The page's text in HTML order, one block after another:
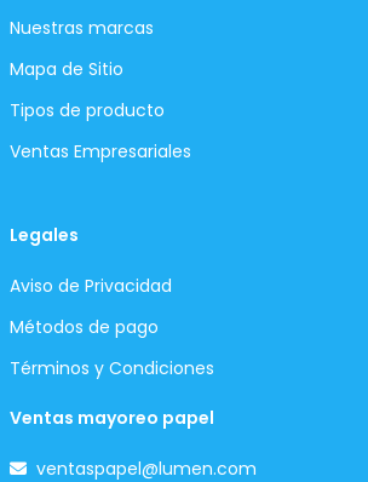
Nuestras marcas
Mapa de Sitio
Tipos de producto
Ventas Empresariales
Legales
Aviso de Privacidad
Métodos de pago
Términos y Condiciones
Ventas mayoreo papel
ventaspapel@lumen.com